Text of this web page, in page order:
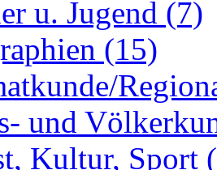
u. Jugend (7)
(15)
und
Kultur, Sport